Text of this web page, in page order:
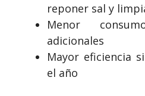
reponer sal y
Menor
adicionales
Mayor eficiencia
el año